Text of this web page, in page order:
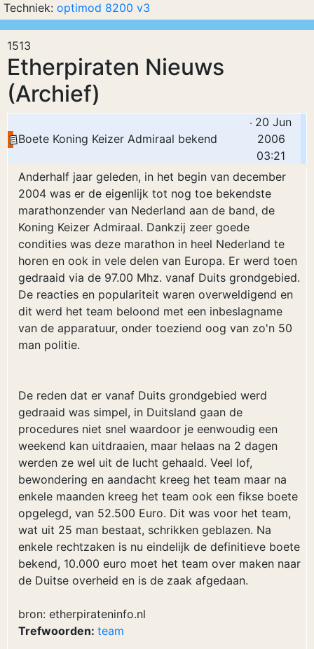
1513
Etherpiraten Nieuws
(Archief)
Boete Koning Keizer Admiraal bekend
20 Jun
2006
03:21
Anderhalf jaar geleden, in het begin van december
2004 was er de eigenlijk tot nog toe bekendste
marathonzender van Nederland aan de band, de
Koning Keizer Admiraal. Dankzij zeer goede
condities was deze marathon in heel Nederland te
horen en ook in vele delen van Europa. Er werd toen
gedraaid via de 97.00 Mhz. vanaf Duits grondgebied.
De reacties en populariteit waren overweldigend en
dit werd het team beloond met een inbeslagname
van de apparatuur, onder toeziend oog van zo'n 50
man politie.
De reden dat er vanaf Duits grondgebied werd
gedraaid was simpel, in Duitsland gaan de
procedures niet snel waardoor je eenwoudig een
weekend kan uitdraaien, maar helaas na 2 dagen
werden ze wel uit de lucht gehaald. Veel lof,
bewondering en aandacht kreeg het team maar na
enkele maanden kreeg het team ook een fikse boete
opgelegd, van 52.500 Euro. Dit was voor het team,
wat uit 25 man bestaat, schrikken geblazen. Na
enkele rechtzaken is nu eindelijk de definitieve boete
bekend, 10.000 euro moet het team over maken naar
de Duitse overheid en is de zaak afgedaan.
bron: etherpirateninfo.nl
Trefwoorden: team
Techniek: optimod 8200 v3